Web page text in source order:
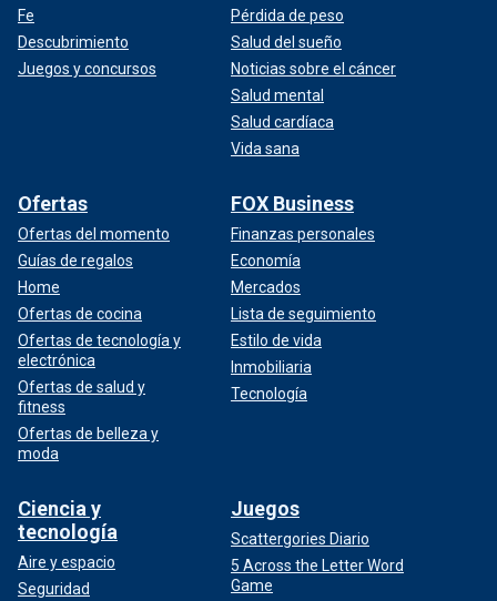
Fe
Descubrimiento
Juegos y concursos
Pérdida de peso
Salud del sueño
Noticias sobre el cáncer
Salud mental
Salud cardíaca
Vida sana
Ofertas
Ofertas del momento
Guías de regalos
Home
Ofertas de cocina
Ofertas de tecnología y
electrónica
Ofertas de salud y
fitness
Ofertas de belleza y
moda
FOX Business
Finanzas personales
Economía
Mercados
Lista de seguimiento
Estilo de vida
Inmobiliaria
Tecnología
Ciencia y
tecnología
Aire y espacio
Seguridad
Juegos
Scattergories Diario
5 Across the Letter Word
Game